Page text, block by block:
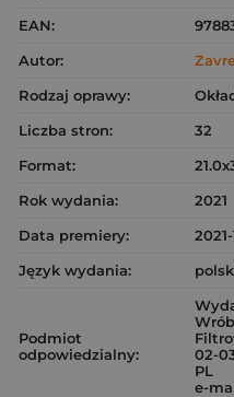
EAN:
Autor:
Rodzaj oprawy:
Liczba stron:
32
Format:
Rok wydania:
2021
Data premiery:
Język wydania:
Podmiot
odpowiedzialny:
02-
PL
e-